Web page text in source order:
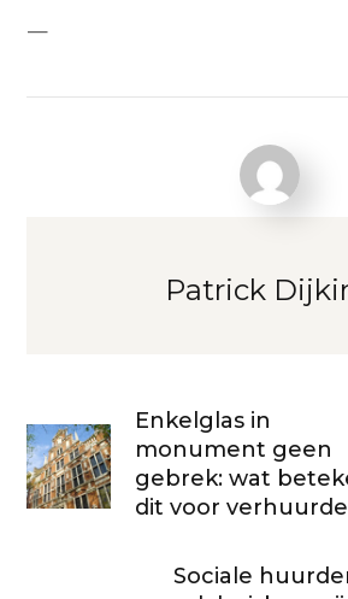
—
Patrick
Enkelglas in
monument geen
gebrek: wat
dit voor
Sociale